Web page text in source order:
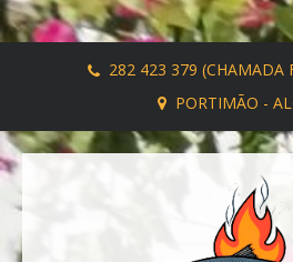
282 423 379 (CHAMADA
PORTIMÃO -